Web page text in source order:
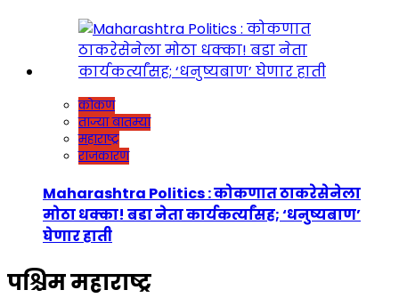
कोकण
ताज्या बातम्या
महाराष्ट्र
राजकारण
Maharashtra Politics : कोकणात ठाकरेसेनेला
मोठा धक्का! बडा नेता कार्यकर्त्यांसह; ‘धनुष्यबाण’
घेणार हाती
पश्चिम महाराष्ट्र